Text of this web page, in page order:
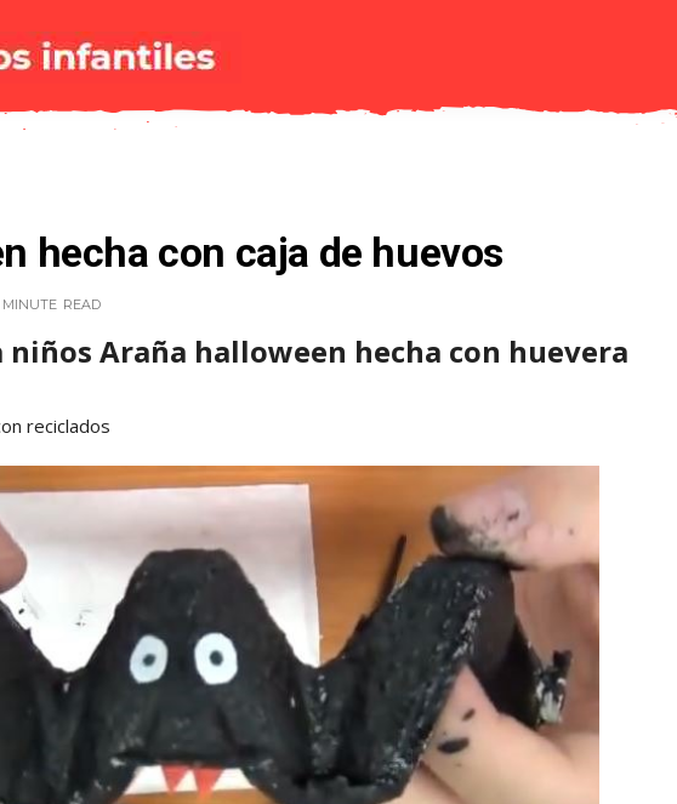
hecha con caja de huevos
MINUTE READ
Araña halloween hecha con huevera
reciclados